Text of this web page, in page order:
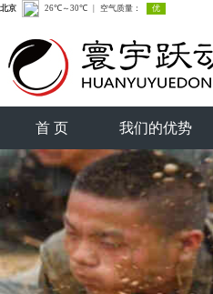
首 页 我们的优势